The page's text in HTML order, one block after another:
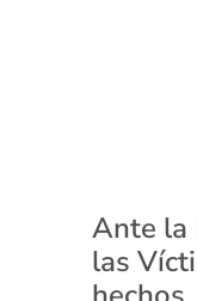
Ante la
las